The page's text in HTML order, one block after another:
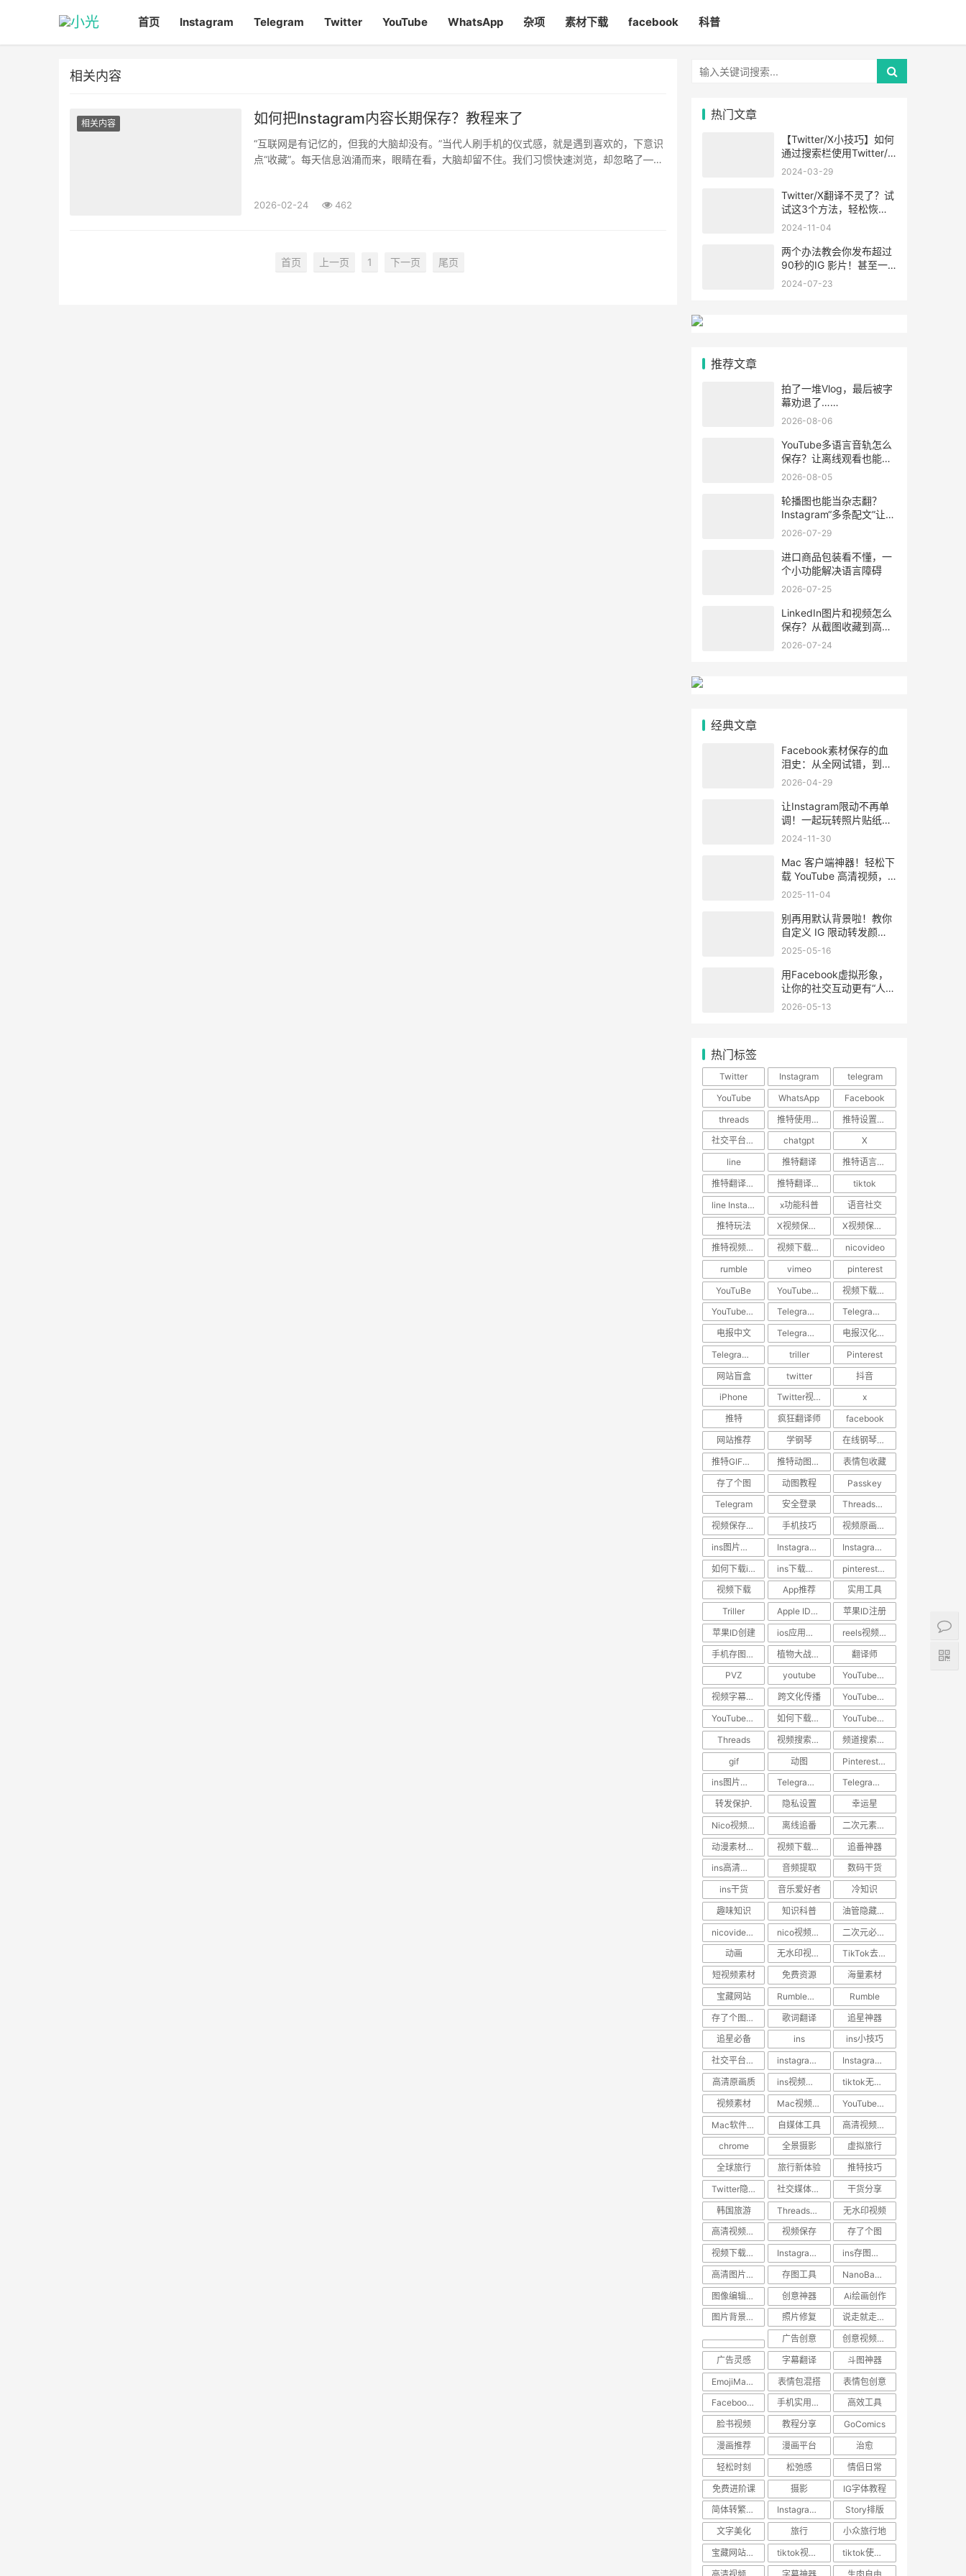
首页 Instagram Telegram Twitter YouTube WhatsApp 杂项 素材下载 facebook 科普
相关内容
相关内容 如何把Instagram内容长期保存？教程来了
“互联网是有记忆的，但我的大脑却没有。”当代人刷手机的仪式感，就是遇到喜欢的，下意识
点“收藏”。每天信息汹涌而来，眼睛在看，大脑却留不住。我们习惯快速浏览，却忽略了——
2026-02-24 462
首页 上一页 1 下一页 尾页
热门文章
【Twitter/X小技巧】如何
通过搜索栏使用Twitter/X
的高级搜索功能
2024-03-29
Twitter/X翻译不灵了？试
试这3个方法，轻松恢
复！
2024-11-04
两个办法教会你发布超过
90秒的IG 影片！甚至一
小时！
2024-07-23
推荐文章
拍了一堆Vlog，最后被字
幕劝退了……
2026-08-06
YouTube多语言音轨怎么
保存？让离线观看也能听
懂视频内容
2026-08-05
轮播图也能当杂志翻？
Instagram“多条配文”让每
张图学会“自述”
2026-07-29
进口商品包装看不懂，一
个小功能解决语言障碍
2026-07-25
LinkedIn图片和视频怎么
保存？从截图收藏到高清
素材整理的方法
2026-07-24
经典文章
Facebook素材保存的血
泪史：从全网试错，到一
劳永逸
2026-04-29
让Instagram限动不再单
调！一起玩转照片贴纸裁
切新功能吧~
2024-11-30
Mac 客户端神器！轻松下
载 YouTube 高清视频，
操作零难度！
2025-11-04
别再用默认背景啦！教你
自定义 IG 限动转发颜
色，30 秒搞定个性排版
2025-05-16
用Facebook虚拟形象，
让你的社交互动更有“人味
儿”
2026-05-13
热门标签
Twitter Instagram
telegram
YouTube
WhatsApp
Facebook
threads
推特使用技巧
推特设置教程
社交平台使用指南
chatgpt
X
line
推特翻译
推特语言设置
推特翻译功能
推特翻译插件
tiktok
line Instagram
x功能科普
语音社交
推特玩法
X视频保存攻略
X视频保存教程
推特视频下载
视频下载神器
nicovideo
rumble
vimeo
pinterest
YouTuBe
YouTube视频下载
视频下载教程
YouTube视频搬运
​Telegram汉化
Telegram中文设置
电报中文
Telegram使用技巧
电报汉化方法
Telegram教程
triller
Pinterest
网站盲盒
twitter
抖音
iPhone
Twitter视频去水印
x
推特
疯狂翻译师
facebook
网站推荐
学钢琴
在线钢琴学习网站
推特GIF存图
推特动图保存
表情包收藏
存了个图
动图教程
Passkey
Telegram
安全登录
Threads教程
视频保存技巧
手机技巧
视频原画质下载
ins图片下载
Instagram图片保存
Instagram内容下载
如何下载ins照片
ins下载助手
pinterest视频下载
视频下载
App推荐
实用工具
Triller
Apple ID教程
苹果ID注册
苹果ID创建
ios应用下载
reels视频下载教程
手机存图神器
植物大战僵尸
翻译师
PVZ
youtube
YouTube技巧
视频字幕翻译
跨文化传播
YouTube下载
YouTube视频下载
如何下载YouTube视频
YouTube教程
Threads
视频搜索方法
频道搜索方法
gif
动图
Pinterest动图保存
ins图片保存.日常美图
Telegram隐私保护
Telegram技巧
转发保护.
隐私设置
幸运星
Nico视频下载
离线追番
二次元素材下载
动漫素材保存
视频下载工具
追番神器
ins高清视频下载
音频提取
数码干货
ins干货
音乐爱好者
冷知识
趣味知识
知识科普
油管隐藏技巧
nicovideo视频下载
nico视频如何保存到手机
二次元必备工具
动画
无水印视频下载
TikTok去水印
短视频素材
免费资源
海量素材
宝藏网站
Rumble视频下载
Rumble
存了个图App
歌词翻译
追星神器
追星必备
ins
ins小技巧
社交平台教程
instagram点赞记录找回
Instagram视频下载
高清原画质
ins视频压缩原因
tiktok无水印视频下载
视频素材
Mac视频下载工具
YouTube高清下载
Mac软件推荐
自媒体工具
高清视频下载神器
chrome
全景摄影
虚拟旅行
全球旅行
旅行新体验
推特技巧
Twitter隐藏功能
社交媒体小技巧
干货分享
韩国旅游
Threads视频下载
无水印视频
高清视频下载
视频保存
存了个图
视频下载神器
Instagram高清下载
ins存图技巧
高清图片保存
存图工具
NanoBanana
图像编辑工具
创意神器
Ai绘画创作
图片背景转换
照片修复
说走就走的旅行
广告创意
创意视频下载
广告灵感
字幕翻译
斗图神器
EmojiMashup
表情包混搭
表情包创意
Facebook视频保存
手机实用技巧
高效工具
脸书视频
教程分享
GoComics
漫画推荐
漫画平台
治愈
轻松时刻
松弛感
情侣日常
免费进阶课
摄影
IG字体教程
简体转繁体技巧
Instagram使用技巧
Story排版
文字美化
旅行
小众旅行地
宝藏网站推荐
tiktok视频下载
tiktok使用技巧